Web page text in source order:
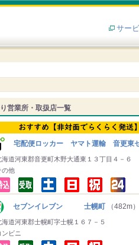
サー
営業所・取扱店一覧
宅配便ロッカー ヤマト運輸 音更東
海道河東郡音更町木野大通東１３丁目４－６
の他
セブンイレブン 士幌町 （482m）
海道河東郡士幌町字士幌１６７－５
ンビニ